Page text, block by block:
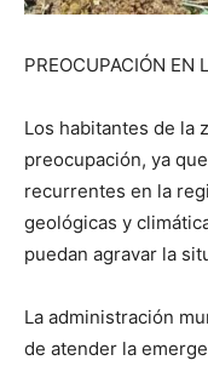
PREOCUPACIÓN EN
Los habitantes de la
preocupación, ya
recurrentes en la
geológicas y
puedan agravar la
La administración
de atender la